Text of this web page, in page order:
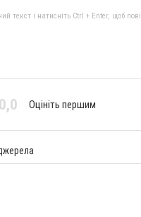
текст і натисніть Ctrl + Enter, щоб
0,0 Оцініть першим